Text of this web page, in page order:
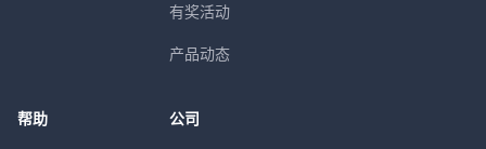
有奖活动
产品动态
帮助 公司